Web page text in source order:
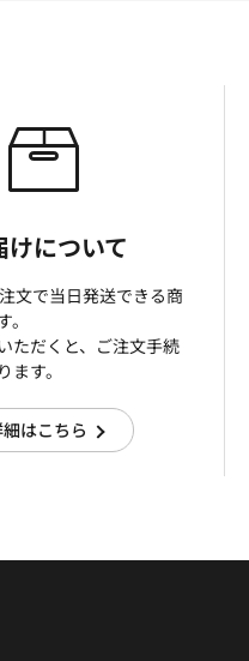
けについて
文で当日発送できる商
ただくと、ご注文手続
ます。
はこちら